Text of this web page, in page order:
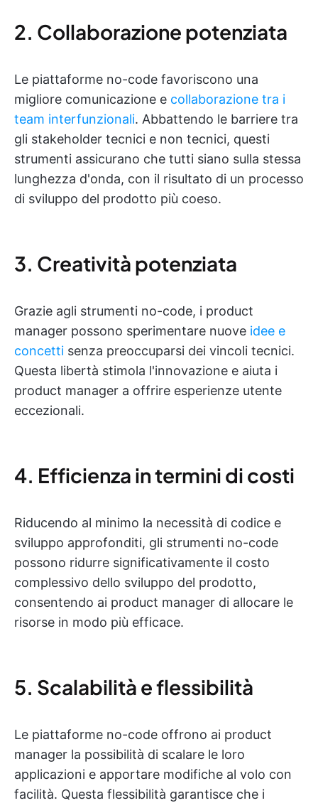
2. Collaborazione potenziata
Le piattaforme no-code favoriscono una
migliore comunicazione e collaborazione tra i
team interfunzionali. Abbattendo le barriere tra
gli stakeholder tecnici e non tecnici, questi
strumenti assicurano che tutti siano sulla stessa
lunghezza d'onda, con il risultato di un processo
di sviluppo del prodotto più coeso.
3. Creatività potenziata
Grazie agli strumenti no-code, i product
manager possono sperimentare nuove idee e
concetti senza preoccuparsi dei vincoli tecnici.
Questa libertà stimola l'innovazione e aiuta i
product manager a offrire esperienze utente
eccezionali.
4. Efficienza in termini di costi
Riducendo al minimo la necessità di codice e
sviluppo approfonditi, gli strumenti no-code
possono ridurre significativamente il costo
complessivo dello sviluppo del prodotto,
consentendo ai product manager di allocare le
risorse in modo più efficace.
5. Scalabilità e flessibilità
Le piattaforme no-code offrono ai product
manager la possibilità di scalare le loro
applicazioni e apportare modifiche al volo con
facilità. Questa flessibilità garantisce che i